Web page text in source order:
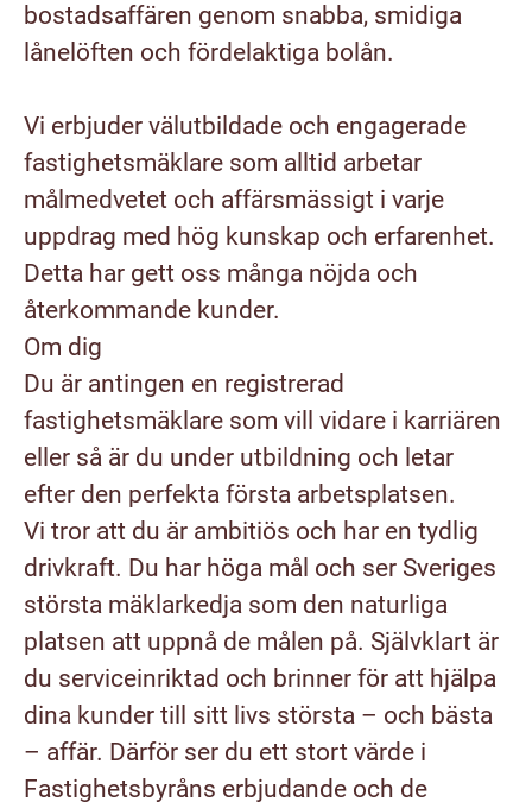
bostadsaffären genom snabba, smidiga
lånelöften och fördelaktiga bolån.
Vi erbjuder välutbildade och engagerade
fastighetsmäklare som alltid arbetar
målmedvetet och affärsmässigt i varje
uppdrag med hög kunskap och erfarenhet.
Detta har gett oss många nöjda och
återkommande kunder.
Om dig
Du är antingen en registrerad
fastighetsmäklare som vill vidare i karriären
eller så är du under utbildning och letar
efter den perfekta första arbetsplatsen.
Vi tror att du är ambitiös och har en tydlig
drivkraft. Du har höga mål och ser Sveriges
största mäklarkedja som den naturliga
platsen att uppnå de målen på. Självklart är
du serviceinriktad och brinner för att hjälpa
dina kunder till sitt livs största – och bästa
– affär. Därför ser du ett stort värde i
Fastighetsbyråns erbjudande och de